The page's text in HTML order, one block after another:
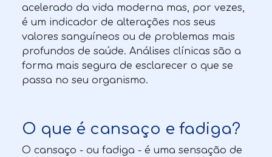
acelerado da vida moderna mas, por vezes,
é um indicador de alterações nos seus
valores sanguíneos ou de problemas mais
profundos de saúde. Análises clínicas são a
forma mais segura de esclarecer o que se
passa no seu organismo.
O que é cansaço e fadiga?
O cansaço - ou fadiga - é uma sensação de